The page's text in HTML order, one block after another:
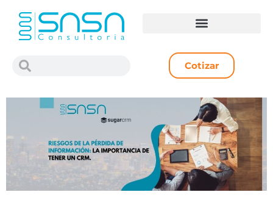
Cotizar